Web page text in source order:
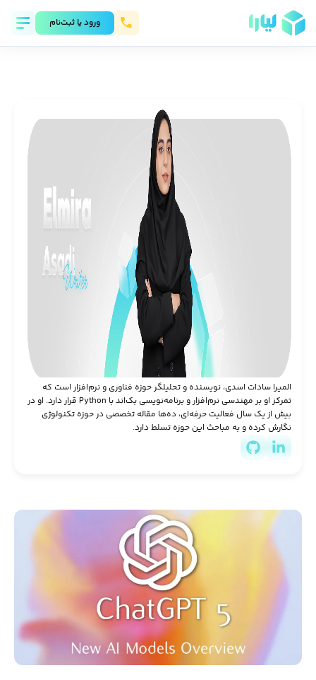
ورود يا ثبت‌نام
المیرا سادات اسدی، نویسنده و تحلیلگر حوزه فناوری و نرم‌افزار است که
تمرکز او بر مهندسی نرم‌افزار و برنامه‌نویسی بک‌اند با Python قرار دارد. او در
بیش از یک سال فعالیت حرفه‌ای، ده‌ها مقاله تخصصی در حوزه تکنولوژی
نگارش کرده و به مباحث این حوزه تسلط دارد.